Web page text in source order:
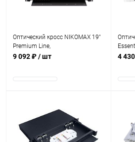
Оптический кросс NIKOMAX 19"
Premium Line,
1U,укомплектованный на 16
9 092 ₽/ шт 4
В наличии